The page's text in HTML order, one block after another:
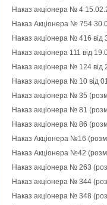
Наказ акціонера № 4
Наказ Акціонера № 754
Наказ акціонера № 416
Наказ акціонера 111 від
Наказ акціонера № 124
Наказ акціонера № 10 від
Наказ акціонера № 35
Наказ акціонера № 81
Наказ акціонера № 86
Наказ Акціонера №16
Наказ Акціонера №42
Наказ акціонера № 263
Наказ акціонера № 344
Наказ акціонера № 348